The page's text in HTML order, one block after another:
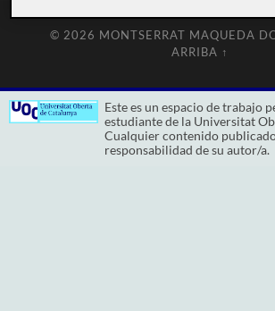
© 2026 MONTSERRAT MAQUEDA
ARRIBA ↑
Este es un espacio de trabajo
estudiante de la Universitat
Cualquier contenido
responsabilidad de su autor/a.